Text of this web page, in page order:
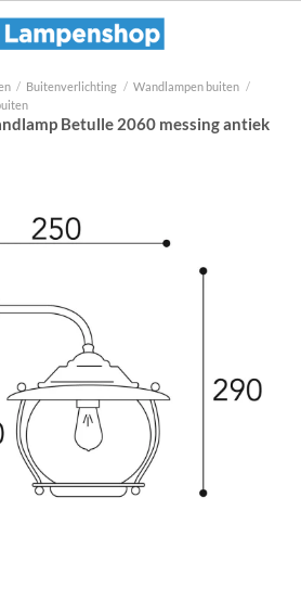
/ Buitenverlichting / Wandlampen buiten /
Betulle 2060 messing antiek